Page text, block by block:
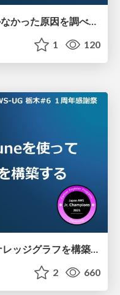
AgentCoreがWindowsで動かなかった原因を調べてみた
1 120
2 660